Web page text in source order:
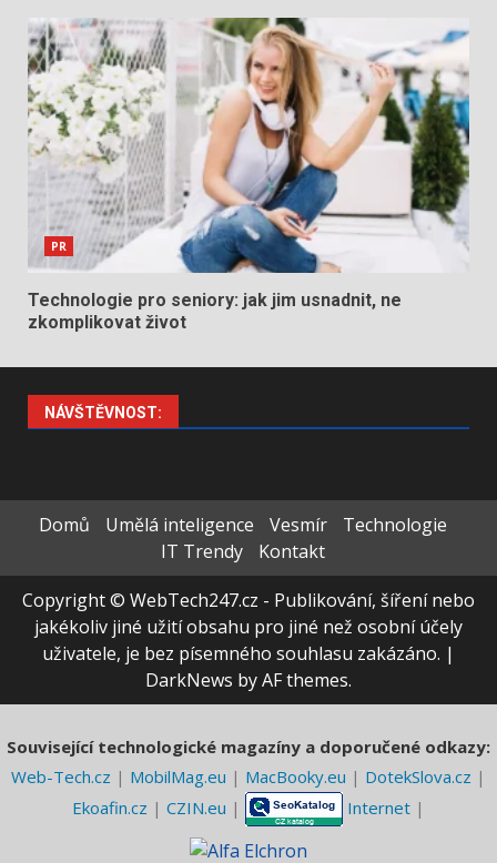
PR
Technologie pro seniory: jak jim usnadnit, ne
zkomplikovat život
NÁVŠTĚVNOST:
Domů Umělá inteligence Vesmír
Technologie
IT Trendy
Kontakt
Copyright © WebTech247.cz - Publikování, šíření nebo
jakékoliv jiné užití obsahu pro jiné než osobní účely
uživatele, je bez písemného souhlasu zakázáno. |
DarkNews by AF themes.
Související technologické magazíny a doporučené odkazy:
Web-Tech.cz | MobilMag.eu | MacBooky.eu | DotekSlova.cz |
Ekoafin.cz | CZIN.eu | Internet |